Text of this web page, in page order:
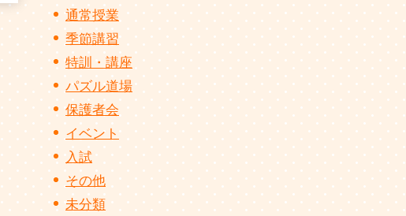
通常授業
季節講習
特訓・講座
パズル道場
保護者会
イベント
入試
その他
未分類